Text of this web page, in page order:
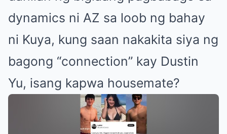
dynamics ni AZ sa loob ng bahay
ni Kuya, kung saan nakakita siya ng
bagong “connection” kay Dustin
Yu, isang kapwa housemate?